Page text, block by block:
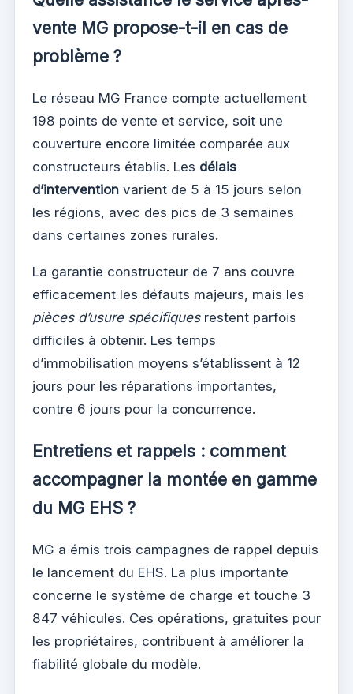
vente MG propose-t-il en cas de
problème ?
Le réseau MG France compte actuellement
198 points de vente et service, soit une
couverture encore limitée comparée aux
constructeurs établis. Les délais
d’intervention varient de 5 à 15 jours selon
les régions, avec des pics de 3 semaines
dans certaines zones rurales.
La garantie constructeur de 7 ans couvre
efficacement les défauts majeurs, mais les
pièces d’usure spécifiquesrestent parfois
difficiles à obtenir. Les temps
d’immobilisation moyens s’établissent à 12
jours pour les réparations importantes,
contre 6 jours pour la concurrence.
Entretiens et rappels : comment
accompagner la montée en gamme
du MG EHS ?
MG a émis trois campagnes de rappel depuis
le lancement du EHS. La plus importante
concerne le système de charge et touche 3
847 véhicules. Ces opérations, gratuites pour
les propriétaires, contribuent à améliorer la
fiabilité globale du modèle.